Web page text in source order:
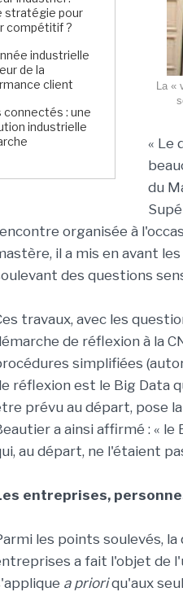
stratégie pour
compétitif ?
industrielle
de la
client
connectés : une
industrielle
La «
« Le
du
organisée à
il a mis en avant
des questions
travaux, avec les
de réflexion à la
simplifiées
réflexion est le Big Data
prévu au départ, pose
a ainsi affirmé : «
au départ, ne l'étaient
entreprises,
les points soulevés,
a fait l'objet de
a prioriqu'aux